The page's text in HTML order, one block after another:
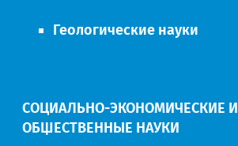
Геологические науки
СОЦИАЛЬНО-ЭКОНОМИЧЕСКИЕ И
ОБЩЕСТВЕННЫЕ НАУКИ